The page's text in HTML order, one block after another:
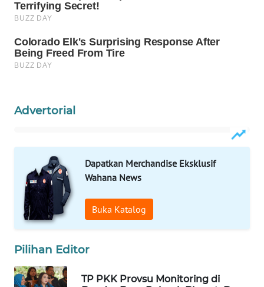
Advertorial
Dapatkan Merchandise Eksklusif
Wahana News
Buka Katalog
Pilihan Editor
TP PKK Provsu Monitoring di
WAHANA
HEALTH
WAHANA
DESA
LAPAK
WAHANA
Wahana
KONSUMEN
LISTRIK
KELISTRIKAN
WALINKI